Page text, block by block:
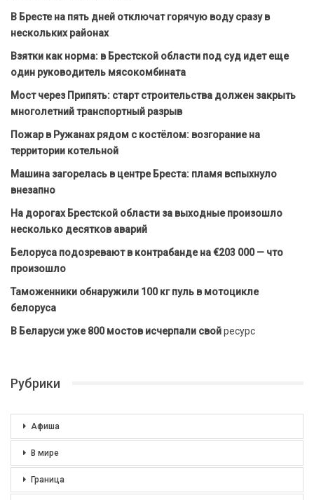
В Бресте на пять дней отключат горячую воду сразу в
нескольких районах
Взятки как норма: в Брестской области под суд идет еще
один руководитель мясокомбината
Мост через Припять: старт строительства должен закрыть
многолетний транспортный разрыв
Пожар в Ружанах рядом с костёлом: возгорание на
территории котельной
Машина загорелась в центре Бреста: пламя вспыхнуло
внезапно
На дорогах Брестской области за выходные произошло
несколько десятков аварий
Белоруса подозревают в контрабанде на €203 000 — что
произошло
Таможенники обнаружили 100 кг пуль в мотоцикле
белоруса
В Беларуси уже 800 мостов исчерпали свойресурс
Рубрики
Афиша
В мире
Граница